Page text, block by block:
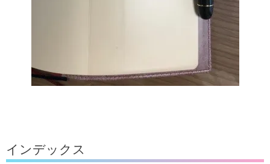
インデックス